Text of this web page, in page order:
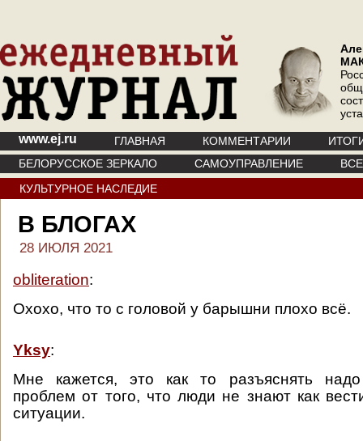
www.ej.ru ГЛАВНАЯ КОММЕНТАРИИ
БЕЛОРУССКОЕ ЗЕРКАЛО
САМОУПРАВЛЕНИЕ
КУЛЬТУРНОЕ НАСЛЕДИЕ
В БЛОГАХ
28 ИЮЛЯ 2021
obliteration:
Охохо, что то с головой у барышни плохо всё.
Yksy:
Мне кажется, это как то разъяснять
проблем от того, что люди не знают как
ситуации.